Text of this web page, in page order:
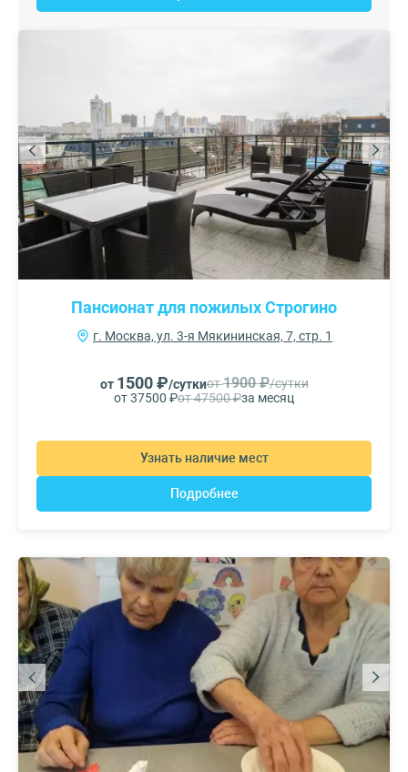
Пансионат для пожилых Строгино
г. Москва, ул. 3-я Мякининская, 7, стр. 1
от 1500 ₽/суткиот1900 ₽/сутки
от 37500 ₽от 47500 ₽за месяц
Узнать наличие мест
Подробнее